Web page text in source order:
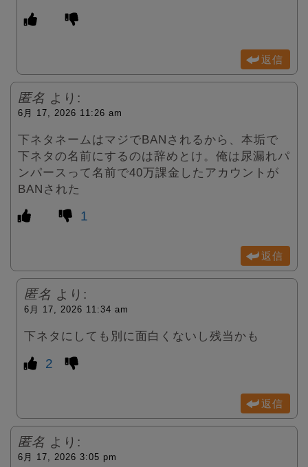
返信
匿名 より:
6月 17, 2026 11:26 am
下ネタネームはマジでBANされるから、本垢で
下ネタの名前にするのは辞めとけ。俺は尿漏れパ
ンパースって名前で40万課金したアカウントが
BANされた
1
返信
匿名 より:
6月 17, 2026 11:34 am
下ネタにしても別に面白くないし残当かも
2
返信
匿名 より:
6月 17, 2026 3:05 pm